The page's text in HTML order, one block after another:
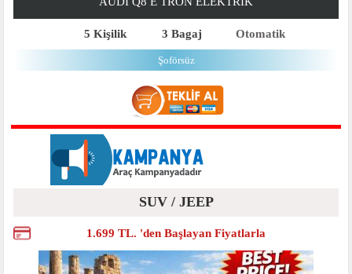
5 Kişilik 3 Bagaj Otomatik
Şoförsüz
SUV / JEEP
1.699 TL. 'den Başlayan Fiyatlarla